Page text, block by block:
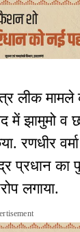
लीक
झामुमो व
रणधीर
प्रधान
लगाया.